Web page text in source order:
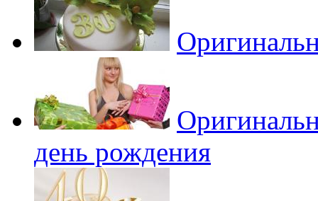
день рождения